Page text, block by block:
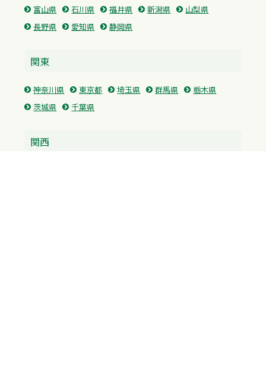
富山県 石川県 福井県 新潟県
山梨県
長野県
愛知県 静岡県
関東
神奈川県 東京都 埼玉県 群馬県
栃木県
茨城県
千葉県
関西